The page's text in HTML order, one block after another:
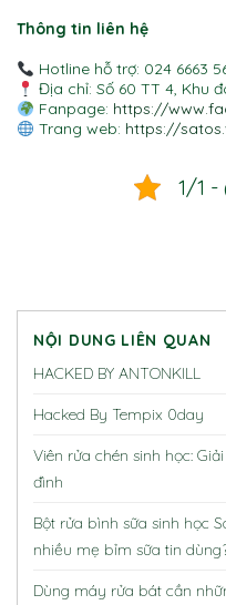
Thông tin liên hệ
Hotline hỗ trợ: 024 6663
Địa chỉ: Số 60 TT 4, Khu
Fanpage: https://
Trang web: https://
1/1 -
NỘI DUNG LIÊN QUAN
HACKED BY ANTONKILL
Hacked By Tempix 0day
Viên rửa chén sinh học:
đình
Bột rửa bình sữa sinh học
nhiều mẹ bỉm sữa tin
Dùng máy rửa bát cần